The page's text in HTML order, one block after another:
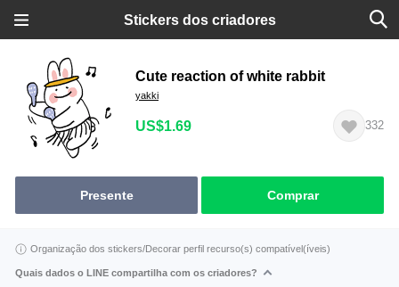
Stickers dos criadores
Cute reaction of white rabbit
yakki
US$1.69 332
Presente Comprar
Organização dos stickers/Decorar perfil recurso(s) compatível(íveis)
Quais dados o LINE compartilha com os criadores?